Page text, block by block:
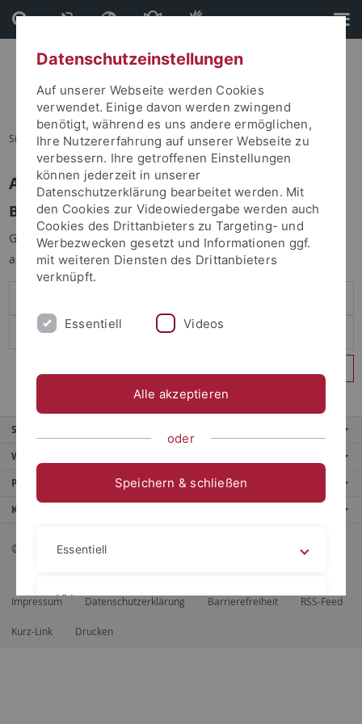
Direkt
zum
Inhalt
Direkt
zur
Fußleiste
Sie sind hier: Startseite
Anmelden
Benutzeranmeldung
Geben Sie Ihren Benutzernamen und Ihr Passwort an um sich
anzumelden:
Service
Weitere Angebote
Portale
Kontaktinfo
© 2026 Eberhard Karls Universität Tübingen, Tübingen
Impressum Datenschutzerklärung Barrierefreiheit RSS-Feed
Kurz-Link Drucken
Datenschutzeinstellungen
Auf unserer Webseite werden Cookies
verwendet. Einige davon werden zwingend
benötigt, während es uns andere ermöglichen,
Ihre Nutzererfahrung auf unserer Webseite zu
verbessern. Ihre getroffenen Einstellungen
können jederzeit in unserer
Datenschutzerklärung bearbeitet werden. Mit
den Cookies zur Videowiedergabe werden auch
Cookies des Drittanbieters zu Targeting- und
Werbezwecken gesetzt und Informationen ggf.
mit weiteren Diensten des Drittanbieters
verknüpft.
Essentiell Videos
Alle akzeptieren
oder
Speichern & schließen
Essentiell
Videos